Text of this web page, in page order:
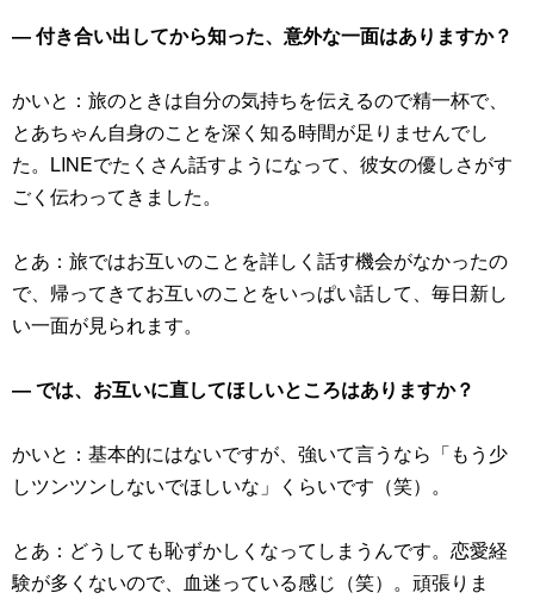
― 付き合い出してから知った、意外な一面はありますか？
かいと：旅のときは自分の気持ちを伝えるので精一杯で、
とあちゃん自身のことを深く知る時間が足りませんでし
た。LINEでたくさん話すようになって、彼女の優しさがす
ごく伝わってきました。
とあ：旅ではお互いのことを詳しく話す機会がなかったの
で、帰ってきてお互いのことをいっぱい話して、毎日新し
い一面が見られます。
― では、お互いに直してほしいところはありますか？
かいと：基本的にはないですが、強いて言うなら「もう少
しツンツンしないでほしいな」くらいです（笑）。
とあ：どうしても恥ずかしくなってしまうんです。恋愛経
験が多くないので、血迷っている感じ（笑）。頑張りま